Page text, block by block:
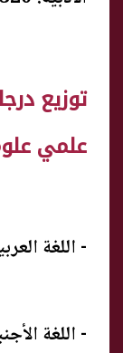
توزيع
علمي
- اللغة العربية: 80
- اللغة